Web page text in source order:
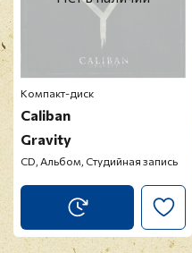
Компакт-диск
Caliban
Gravity
CD, Альбом, Студийная запись